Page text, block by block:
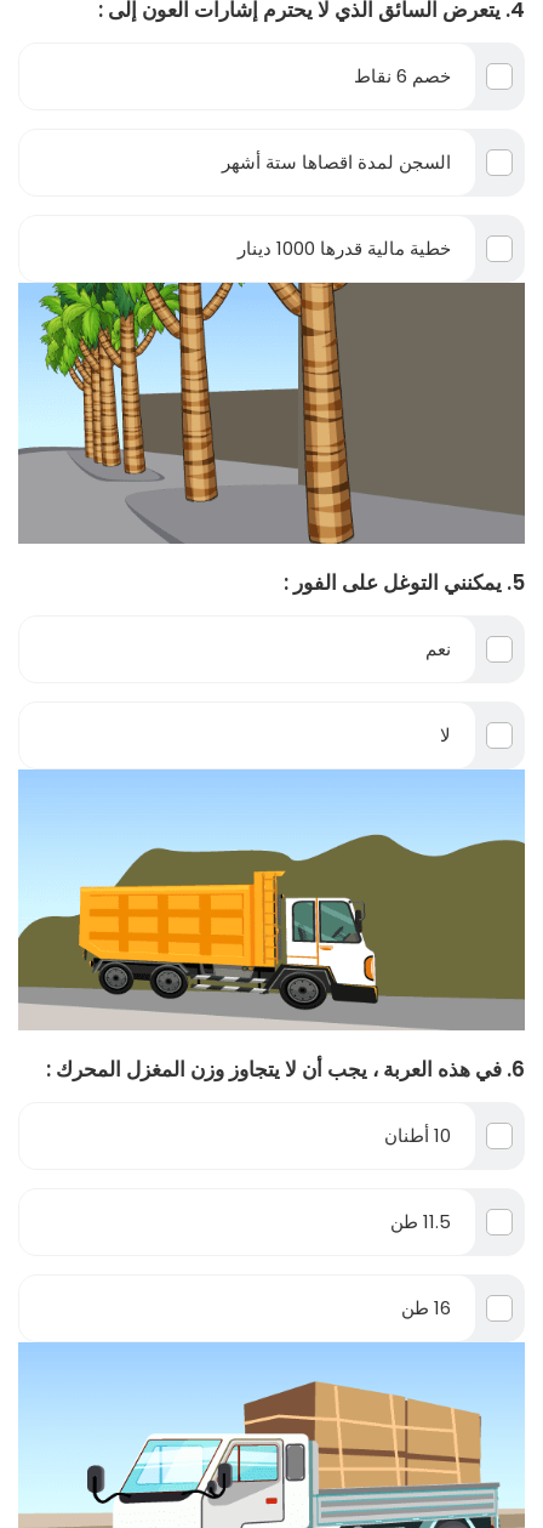
4. يتعرض السائق الذي لا يحترم إشارات العون إلى :
خصم 6 نقاط
السجن لمدة اقصاها ستة أشهر
خطية مالية قدرها 1000 دينار
5. يمكنني التوغل على الفور :
نعم
لا
6. في هذه العربة ، يجب أن لا يتجاوز وزن المغزل المحرك :
10 أطنان
11.5 طن
16 طن